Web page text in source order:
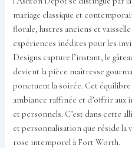
mariage classique et
florale, lustres anciens et
expériences inédites pour les
Designs capture l’instant, le
devient la pièce maîtresse
ponctuent la soirée. Cet
ambiance raffinée et d’offrir aux
et personnels. C’est dans cette
et personnalisation que réside la
rose intemporel à Fort Worth.